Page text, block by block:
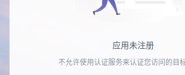
应用未注册
不允许使用认证服务来认证您访问的目标